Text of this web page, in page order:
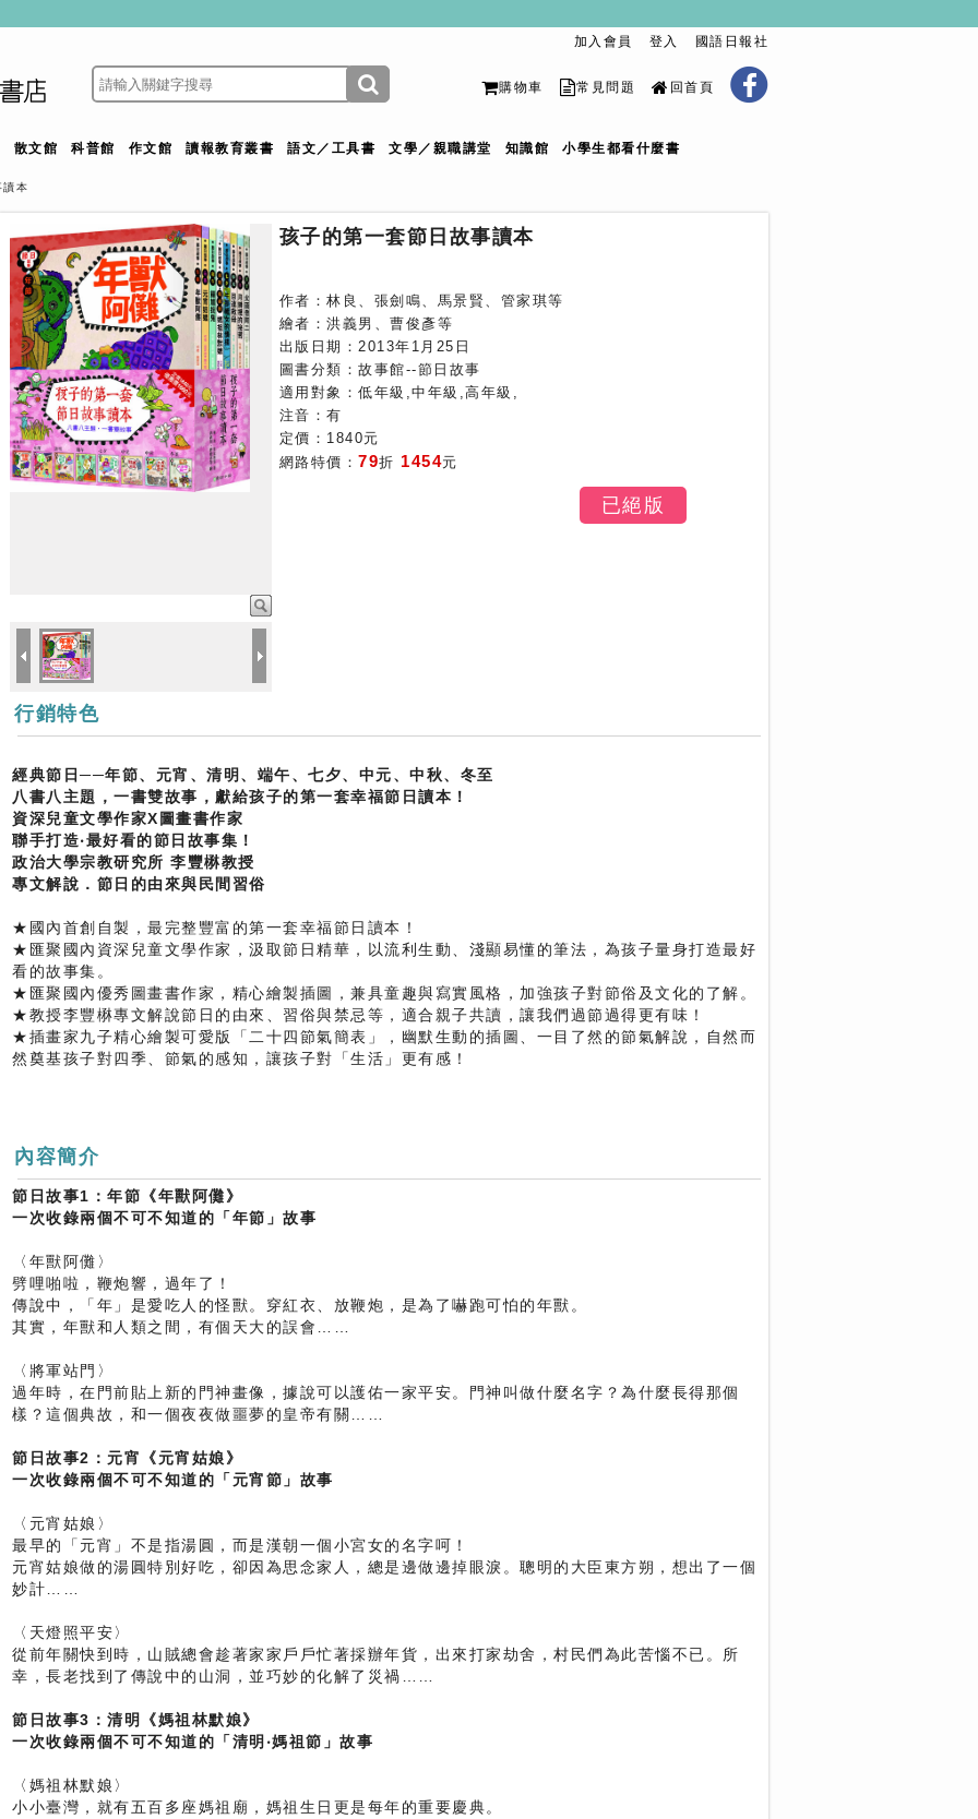
加入會員 登入 國語日報社
購物車 常見問題 回首頁
散文館 科普館 作文館 讀報教育叢書 語文／工具書 文學／親職講堂 知識館 小學生都看什麼書
讀本
孩子的第一套節日故事讀本
作者：林良、張劍鳴、馬景賢、管家琪等
繪者：洪義男、曹俊彥等
出版日期：2013年1月25日
圖書分類：故事館--節日故事
適用對象：低年級,中年級,高年級,
注音：有
定價：1840元
網路特價：79折 1454元
已絕版
行銷特色
經典節日──年節、元宵、清明、端午、七夕、中元、中秋、冬至
八書八主題，一書雙故事，獻給孩子的第一套幸福節日讀本！
資深兒童文學作家X圖畫書作家
聯手打造‧最好看的節日故事集！
政治大學宗教研究所 李豐楙教授
專文解說．節日的由來與民間習俗
★國內首創自製，最完整豐富的第一套幸福節日讀本！
★匯聚國內資深兒童文學作家，汲取節日精華，以流利生動、淺顯易懂的筆法，為孩子量身打造最好
看的故事集。
★匯聚國內優秀圖畫書作家，精心繪製插圖，兼具童趣與寫實風格，加強孩子對節俗及文化的了解。
★教授李豐楙專文解說節日的由來、習俗與禁忌等，適合親子共讀，讓我們過節過得更有味！
★插畫家九子精心繪製可愛版「二十四節氣簡表」，幽默生動的插圖、一目了然的節氣解說，自然而
然奠基孩子對四季、節氣的感知，讓孩子對「生活」更有感！
內容簡介
節日故事1：年節《年獸阿儺》
一次收錄兩個不可不知道的「年節」故事
〈年獸阿儺〉
劈哩啪啦，鞭炮響，過年了！
傳說中，「年」是愛吃人的怪獸。穿紅衣、放鞭炮，是為了嚇跑可怕的年獸。
其實，年獸和人類之間，有個天大的誤會……
〈將軍站門〉
過年時，在門前貼上新的門神畫像，據說可以護佑一家平安。門神叫做什麼名字？為什麼長得那個
樣？這個典故，和一個夜夜做噩夢的皇帝有關……
節日故事2：元宵《元宵姑娘》
一次收錄兩個不可不知道的「元宵節」故事
〈元宵姑娘〉
最早的「元宵」不是指湯圓，而是漢朝一個小宮女的名字呵！
元宵姑娘做的湯圓特別好吃，卻因為思念家人，總是邊做邊掉眼淚。聰明的大臣東方朔，想出了一個
妙計……
〈天燈照平安〉
從前年關快到時，山賊總會趁著家家戶戶忙著採辦年貨，出來打家劫舍，村民們為此苦惱不已。所
幸，長老找到了傳說中的山洞，並巧妙的化解了災禍……
節日故事3：清明《媽祖林默娘》
一次收錄兩個不可不知道的「清明‧媽祖節」故事
〈媽祖林默娘〉
小小臺灣，就有五百多座媽祖廟，媽祖生日更是每年的重要慶典。